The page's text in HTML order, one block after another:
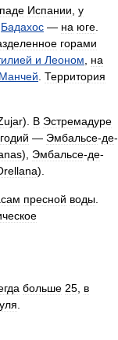
Испании у
Бадахос — на юге
горами
и Леоном
на
Манчей Территория
). В Эстремадуре
— Эмбальсе-де-
), Эмбальсе-де-
).
пресной воды
больше 25 в